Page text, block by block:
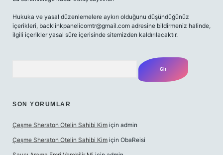
Hukuka ve yasal düzenlemelere aykırı olduğunu düşündüğünüz
içerikleri, backlinkpanelicomtr@gmail.com adresine bildirmeniz halinde,
ilgili içerikler yasal süre içerisinde sitemizden kaldırılacaktır.
SON YORUMLAR
Çeşme Sheraton Otelin Sahibi Kim için admin
Çeşme Sheraton Otelin Sahibi Kim için ObaReisi